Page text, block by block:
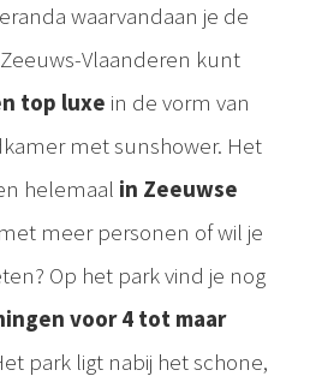
waarvandaan je de
Vlaanderen kunt
top luxe in de vorm van
met sunshower. Het
helemaal in Zeeuwse
meer personen of wil je
Op het park vind je nog
voor 4 tot maar
park ligt nabij het schone,